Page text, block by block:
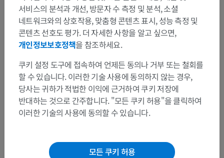
문제 보고
서비스의 분석과 개선, 방문자 수 측정 및 분석, 소셜
네트워크와의 상호작용, 맞춤형 콘텐츠 표시, 성능 측정 및
콘텐츠 선호도 평가. 더 자세한 사항을 알고 싶으면,
개인정보보호정책을 참조하세요.
쿠키 설정 도구에 접속하여 언제든 동의나 거부 또는 철회를
할 수 있습니다. 이러한 기술 사용에 동의하지 않는 경우,
당사는 귀하가 적법한 이익에 근거하여 쿠키 저장에
반대하는 것으로 간주합니다. "모든 쿠키 허용"을 클릭하여
이러한 기술의 사용에 동의할 수 있습니다.
모든 쿠키 허용